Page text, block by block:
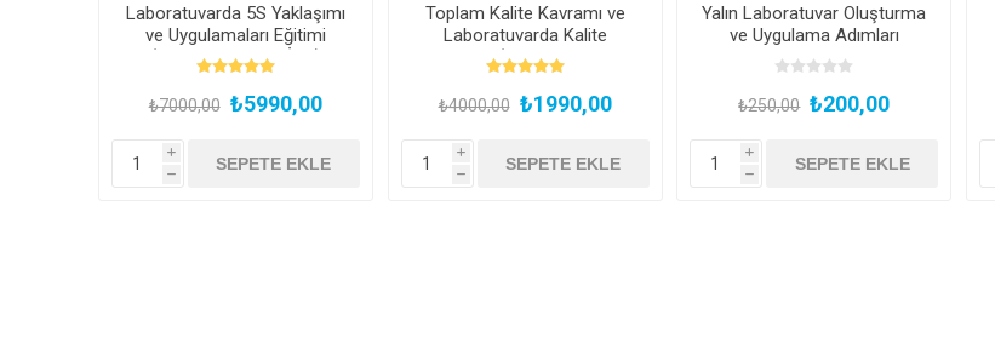
Laboratuvarda 5S Yaklaşımı
ve Uygulamaları Eğitimi
(Kayıttan Hemen İzle)
₺7000,00 ₺5990,00
i
h
Toplam Kalite Kavramı ve
Laboratuvarda Kalite
Yaklaşımı (Kayıttan Hemen
İzle)
₺4000,00 ₺1990,00
i
h
Yalın Laboratuvar Oluşturma
ve Uygulama Adımları
Eğitimi
₺250,00 ₺200,00
i
h